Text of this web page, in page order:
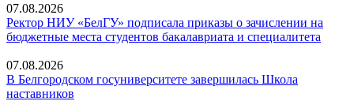
07.08.2026
Ректор НИУ «БелГУ» подписала приказы о зачислении на
бюджетные места студентов бакалавриата и специалитета
07.08.2026
В Белгородском госуниверситете завершилась Школа
наставников